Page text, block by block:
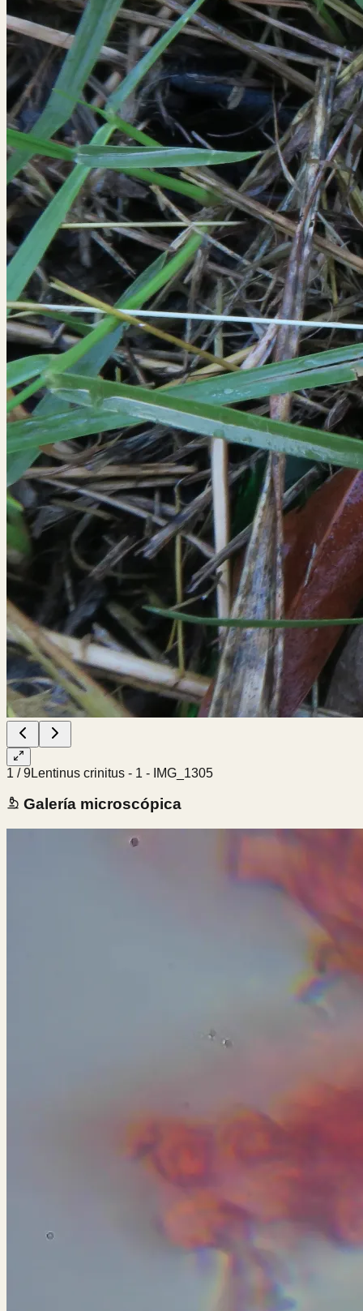
1 /9Lentinus crinitus - 1 - IMG_1305
Galería microscópica